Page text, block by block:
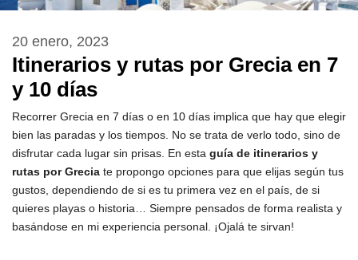
Itinerarios y rutas por Grecia en 7
y 10 días
20 enero, 2023
Recorrer Grecia en 7 días o en 10 días implica que hay que elegir
bien las paradas y los tiempos. No se trata de verlo todo, sino de
disfrutar cada lugar sin prisas. En esta guía de itinerarios y
rutas por Grecia te propongo opciones para que elijas según tus
gustos, dependiendo de si es tu primera vez en el país, de si
quieres playas o historia… Siempre pensados de forma realista y
basándose en mi experiencia personal. ¡Ojalá te sirvan!